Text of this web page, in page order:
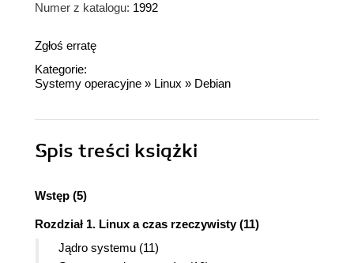
Numer z katalogu: 1992
Zgłoś erratę
Kategorie:
Systemy operacyjne » Linux » Debian
Spis treści książki
Wstęp (5)
Rozdział 1. Linux a czas rzeczywisty (11)
Jądro systemu (11)